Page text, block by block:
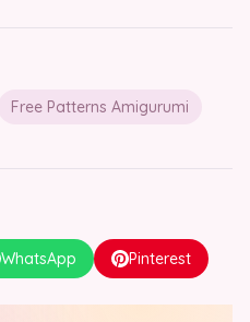
Free Patterns Amigurumi
WhatsApp Pinterest